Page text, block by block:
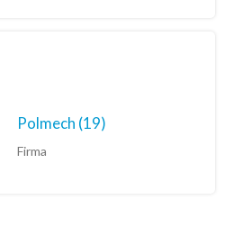
Polmech (19)
Firma